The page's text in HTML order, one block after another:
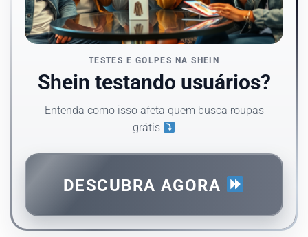
TESTES E GOLPES NA SHEIN
Shein testando usuários?
Entenda como isso afeta quem busca roupas
grátis
DESCUBRA AGORA